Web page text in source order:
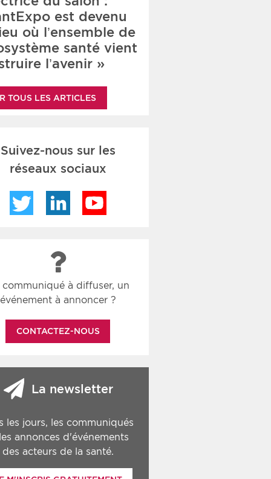
est devenu
où l’ensemble de
santé vient
l’avenir »
TOUS LES ARTICLES
Suivez-nous sur les
réseaux sociaux
Twitter LinkedIn
communiqué à diffuser, un
événement à annoncer ?
CONTACTEZ-NOUS
La newsletter
les jours, les communiqués
annonces d'événements
des acteurs de la santé.